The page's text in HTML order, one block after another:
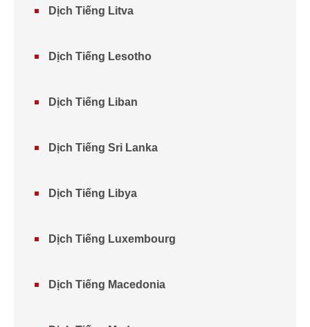
Dịch Tiếng Litva
Dịch Tiếng Lesotho
Dịch Tiếng Liban
Dịch Tiếng Sri Lanka
Dịch Tiếng Libya
Dịch Tiếng Luxembourg
Dịch Tiếng Macedonia